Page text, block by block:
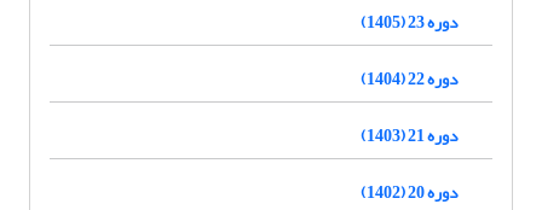
دوره 23 (1405)
دوره 22 (1404)
دوره 21 (1403)
دوره 20 (1402)